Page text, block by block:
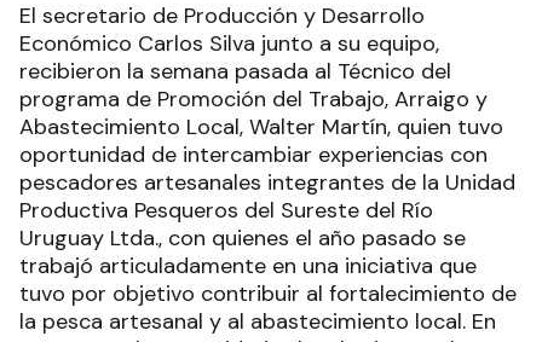
El secretario de Producción y Desarrollo
Económico Carlos Silva junto a su equipo,
recibieron la semana pasada al Técnico del
programa de Promoción del Trabajo, Arraigo y
Abastecimiento Local, Walter Martín, quien tuvo
oportunidad de intercambiar experiencias con
pescadores artesanales integrantes de la Unidad
Productiva Pesqueros del Sureste del Río
Uruguay Ltda., con quienes el año pasado se
trabajó articuladamente en una iniciativa que
tuvo por objetivo contribuir al fortalecimiento de
la pesca artesanal y al abastecimiento local. En